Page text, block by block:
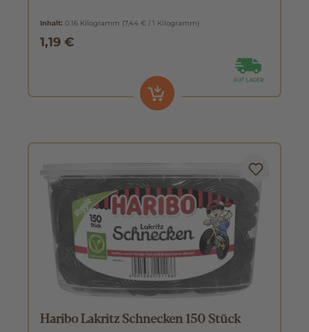
Inhalt: 0.16 Kilogramm (7,44 € / 1 Kilogramm)
1,19 €
Haribo Lakritz Schnecken 150 Stück